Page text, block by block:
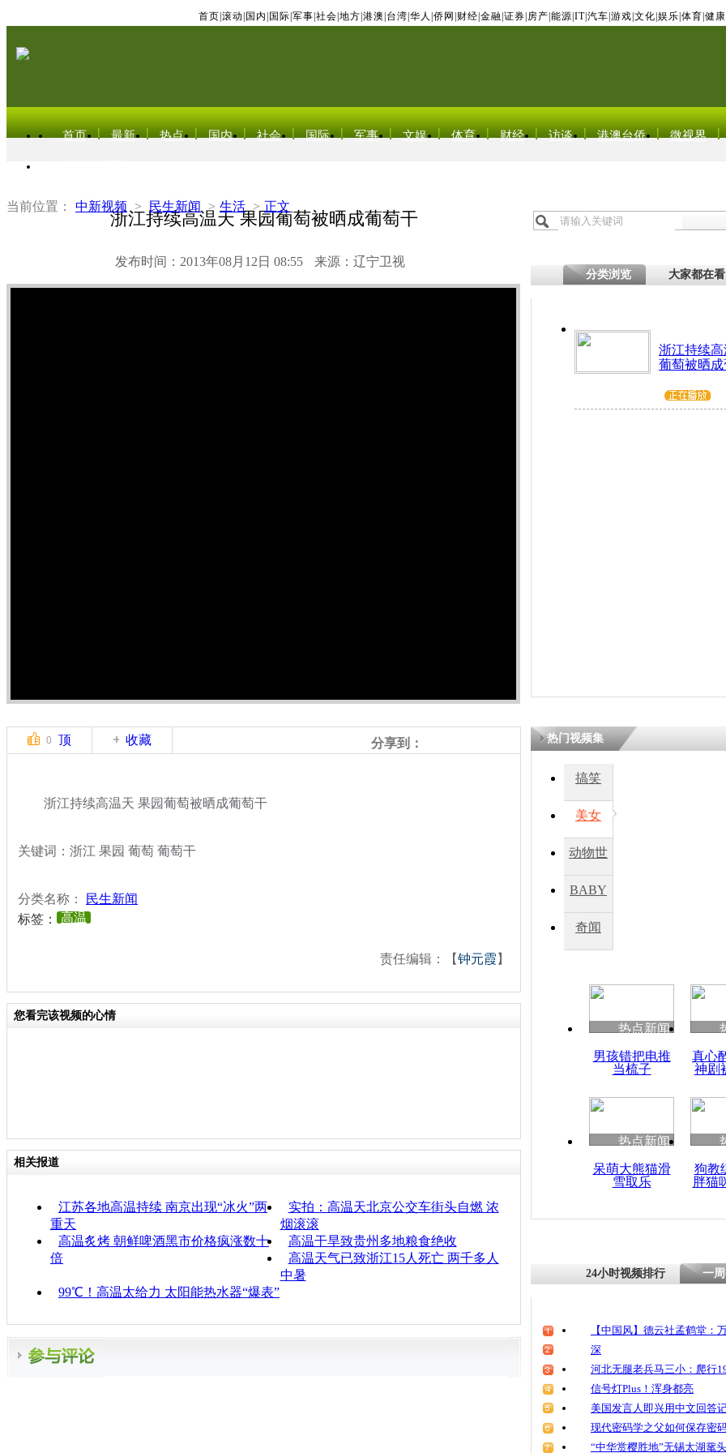
首页 滚动 国内 国际 军事 社会 地方 港澳 台湾 华人 侨网 财经 金融 证券 房产 能源 IT| 汽车 游戏 文化 娱乐 体育 健康
首页 最新 热点 国内 社会 国际 军事 文娱 体育 财经 访谈 港澳台侨 微视界
当前位置： 中新视频 > 民生新闻 > 生活 > 正文
浙江持续高温天 果园葡萄被晒成葡萄干
发布时间：2013年08月12日 08:55 来源：辽宁卫视
分类浏览 大家都在看
浙江持续
葡萄被晒
0 顶 收藏 分享到：
浙江持续高温天 果园葡萄被晒成葡萄干
关键词：浙江 果园 葡萄 葡萄干
分类名称：
民生新闻
标签：
高温
责任编辑：【钟元霞 】
您看完该视频的心情
相关报道
江苏各地高温持续 南京出现“冰火”两
重天
实拍：高温天北京公交车街头自燃 浓
烟滚滚
高温炙烤 朝鲜啤酒黑市价格疯涨数十
倍
高温干旱致贵州多地粮食绝收
高温天气已致浙江15人死亡 两千多人
中暑
99℃！高温太给力 太阳能热水器“爆表”
热门视频集
搞笑
美女
动物世
BABY
秀
奇闻
热点新闻
男孩错把电推
当梳子
真心
神剧
热点新闻
呆萌大熊猫滑
雪取乐
狗教
胖猫
24小时视频排行 一
【中国风】德云社孟鹤堂：
深
河北无腿老兵马三小：爬行
信号灯Plus！浑身都亮
美国发言人即兴用中文回答
现代密码学之父如何保存
“中华赏樱胜地”无锡太湖鼋